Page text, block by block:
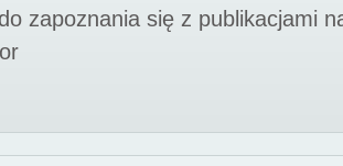
zapoznania się z publikacjami